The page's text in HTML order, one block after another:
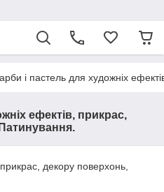
і пастель для художніх
ефектів, прикрас,
декору поверхонь,